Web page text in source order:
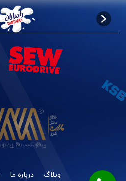
وبلاگ درباره ما